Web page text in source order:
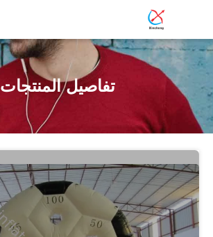
تفاصيل المنتجات